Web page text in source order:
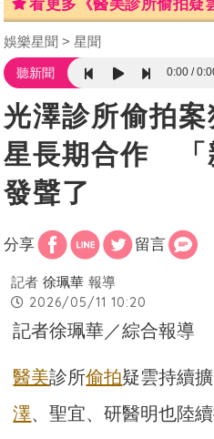
看更多《醫美診所偷拍疑
娛樂星聞 星聞
聽新聞 0:00
光澤診所偷拍
星長期合作 「
發聲了
分享 留言
記者 徐珮華 報導
2026/05/11 10:20
記者徐珮華／綜合報導
醫美診所偷拍疑雲持續
澤、聖宜、研醫明也陸